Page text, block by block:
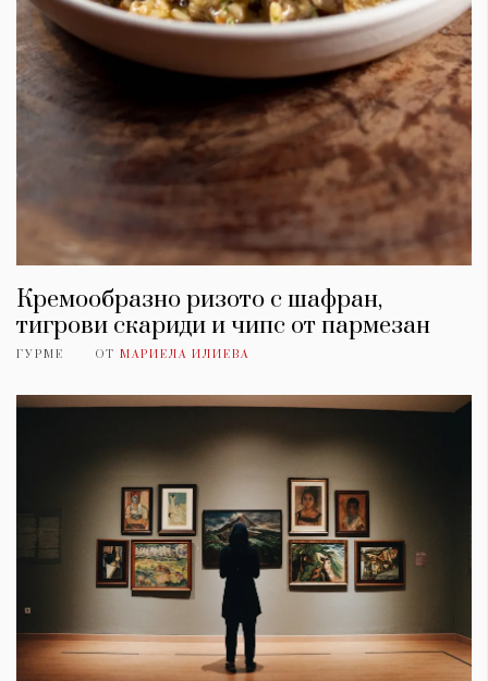
Кремообразно ризото с шафран,
тигрови скариди и чипс от пармезан
ГУРМЕ ОТ МАРИЕЛА ИЛИЕВА